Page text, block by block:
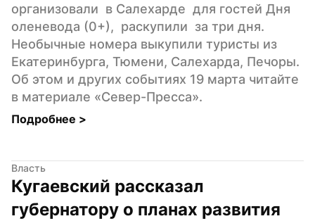
организовали  в Салехарде  для гостей Дня
оленевода (0+),  раскупили  за три дня.
Необычные номера выкупили туристы из
Екатеринбурга, Тюмени, Салехарда, Печоры.
Об этом и других событиях 19 марта читайте
в материале «Север-Пресса».
Подробнее >
Власть
Кугаевский рассказал
губернатору о планах развития